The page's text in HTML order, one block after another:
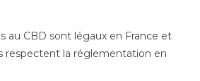
au CBD sont légaux en France et
respectent la réglementation en